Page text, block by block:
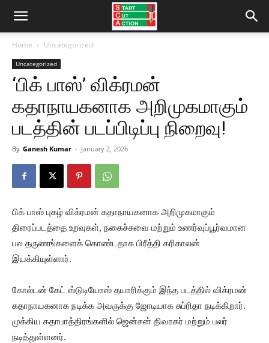
Home Uncategorized
Uncategorized
‘பிக் பாஸ்’ விக்ரமன்
கதாநாயகனாக அறிமுகமாகும்
படத்தின் படப்பிடிப்பு நிறைவு!
By Ganesh Kumar - January 2, 2026
பிக் பாஸ் புகழ் விக்ரமன் கதாநாயகனாக அறிமுகமாகும்
திரைப்படத்தை உறவுகள், நகைச்சுவை மற்றும் உணர்வுப்பூர்வமான
பல தருணங்களைக் கொண்டதாக பிரீத்தி கரிகாலன்
இயக்கியுள்ளார்.
கோல்டன் கேட் ஸ்டுடியோஸ் தயாரிக்கும் இந்த படத்தில் விக்ரமன்
கதாநாயகனாக நடிக்க அவருக்கு ஜோடியாக சுப்ரிதா நடிக்கிறார்.
முக்கிய கதாபாத்திரங்களில் ஜென்சன் திவாகர் மற்றும் பலர்
நடித்துள்ளனர்.